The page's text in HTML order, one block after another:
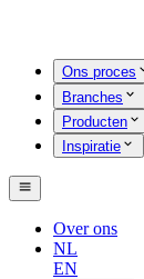
Ons proces
Branches
Producten
Inspiratie
Over ons
NL
EN